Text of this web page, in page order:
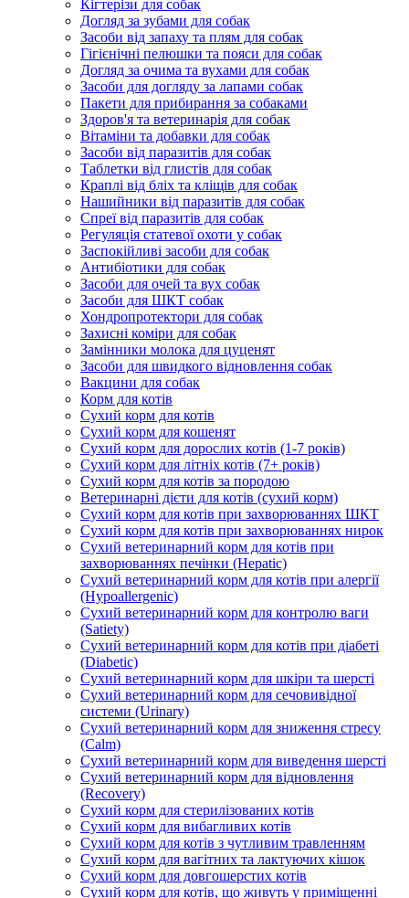
Кігтерізи для собак
Догляд за зубами для собак
Засоби від запаху та плям для собак
Гігієнічні пелюшки та пояси для собак
Догляд за очима та вухами для собак
Засоби для догляду за лапами собак
Пакети для прибирання за собаками
Здоров'я та ветеринарія для собак
Вітаміни та добавки для собак
Засоби від паразитів для собак
Таблетки від глистів для собак
Краплі від бліх та кліщів для собак
Нашийники від паразитів для собак
Спреї від паразитів для собак
Регуляція статевої охоти у собак
Заспокійливі засоби для собак
Антибіотики для собак
Засоби для очей та вух собак
Засоби для ШКТ собак
Хондропротектори для собак
Захисні коміри для собак
Замінники молока для цуценят
Засоби для швидкого відновлення собак
Вакцини для собак
Корм для котів
Сухий корм для котів
Сухий корм для кошенят
Сухий корм для дорослих котів (1-7 років)
Сухий корм для літніх котів (7+ років)
Сухий корм для котів за породою
Ветеринарні дієти для котів (сухий корм)
Сухий корм для котів при захворюваннях ШКТ
Сухий корм для котів при захворюваннях нирок
Сухий ветеринарний корм для котів при
захворюваннях печінки (Hepatic)
Сухий ветеринарний корм для котів при алергії
(Hypoallergenic)
Сухий ветеринарний корм для контролю ваги
(Satiety)
Сухий ветеринарний корм для котів при діабеті
(Diabetic)
Сухий ветеринарний корм для шкіри та шерсті
Сухий ветеринарний корм для сечовивідної
системи (Urinary)
Сухий ветеринарний корм для зниження стресу
(Calm)
Сухий ветеринарний корм для виведення шерсті
Сухий ветеринарний корм для відновлення
(Recovery)
Сухий корм для стерилізованих котів
Сухий корм для вибагливих котів
Сухий корм для котів з чутливим травленням
Сухий корм для вагітних та лактуючих кішок
Сухий корм для довгошерстих котів
Сухий корм для котів, що живуть у приміщенні